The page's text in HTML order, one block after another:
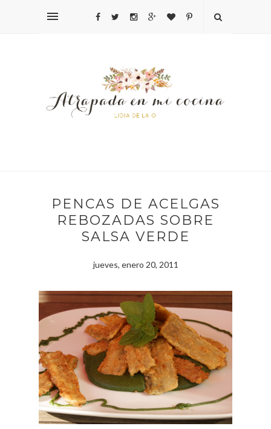
PENCAS DE ACELGAS
REBOZADAS SOBRE
SALSA VERDE
jueves, enero 20, 2011